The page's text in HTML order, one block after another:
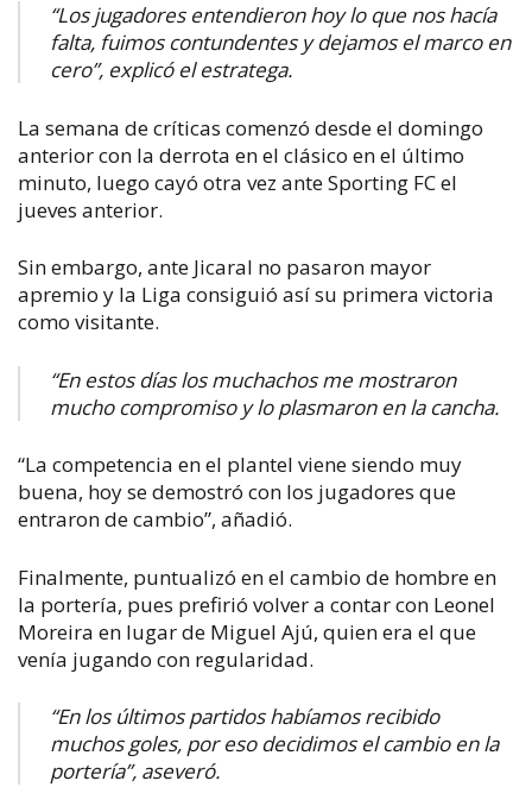
“Los jugadores entendieron hoy lo que nos hacía
falta, fuimos contundentes y dejamos el marco en
cero”, explicó el estratega.
La semana de críticas comenzó desde el domingo
anterior con la derrota en el clásico en el último
minuto, luego cayó otra vez ante Sporting FC el
jueves anterior.
Sin embargo, ante Jicaral no pasaron mayor
apremio y la Liga consiguió así su primera victoria
como visitante.
“En estos días los muchachos me mostraron
mucho compromiso y lo plasmaron en la cancha.
“La competencia en el plantel viene siendo muy
buena, hoy se demostró con los jugadores que
entraron de cambio”, añadió.
Finalmente, puntualizó en el cambio de hombre en
la portería, pues prefirió volver a contar con Leonel
Moreira en lugar de Miguel Ajú, quien era el que
venía jugando con regularidad.
“En los últimos partidos habíamos recibido
muchos goles, por eso decidimos el cambio en la
portería”, aseveró.